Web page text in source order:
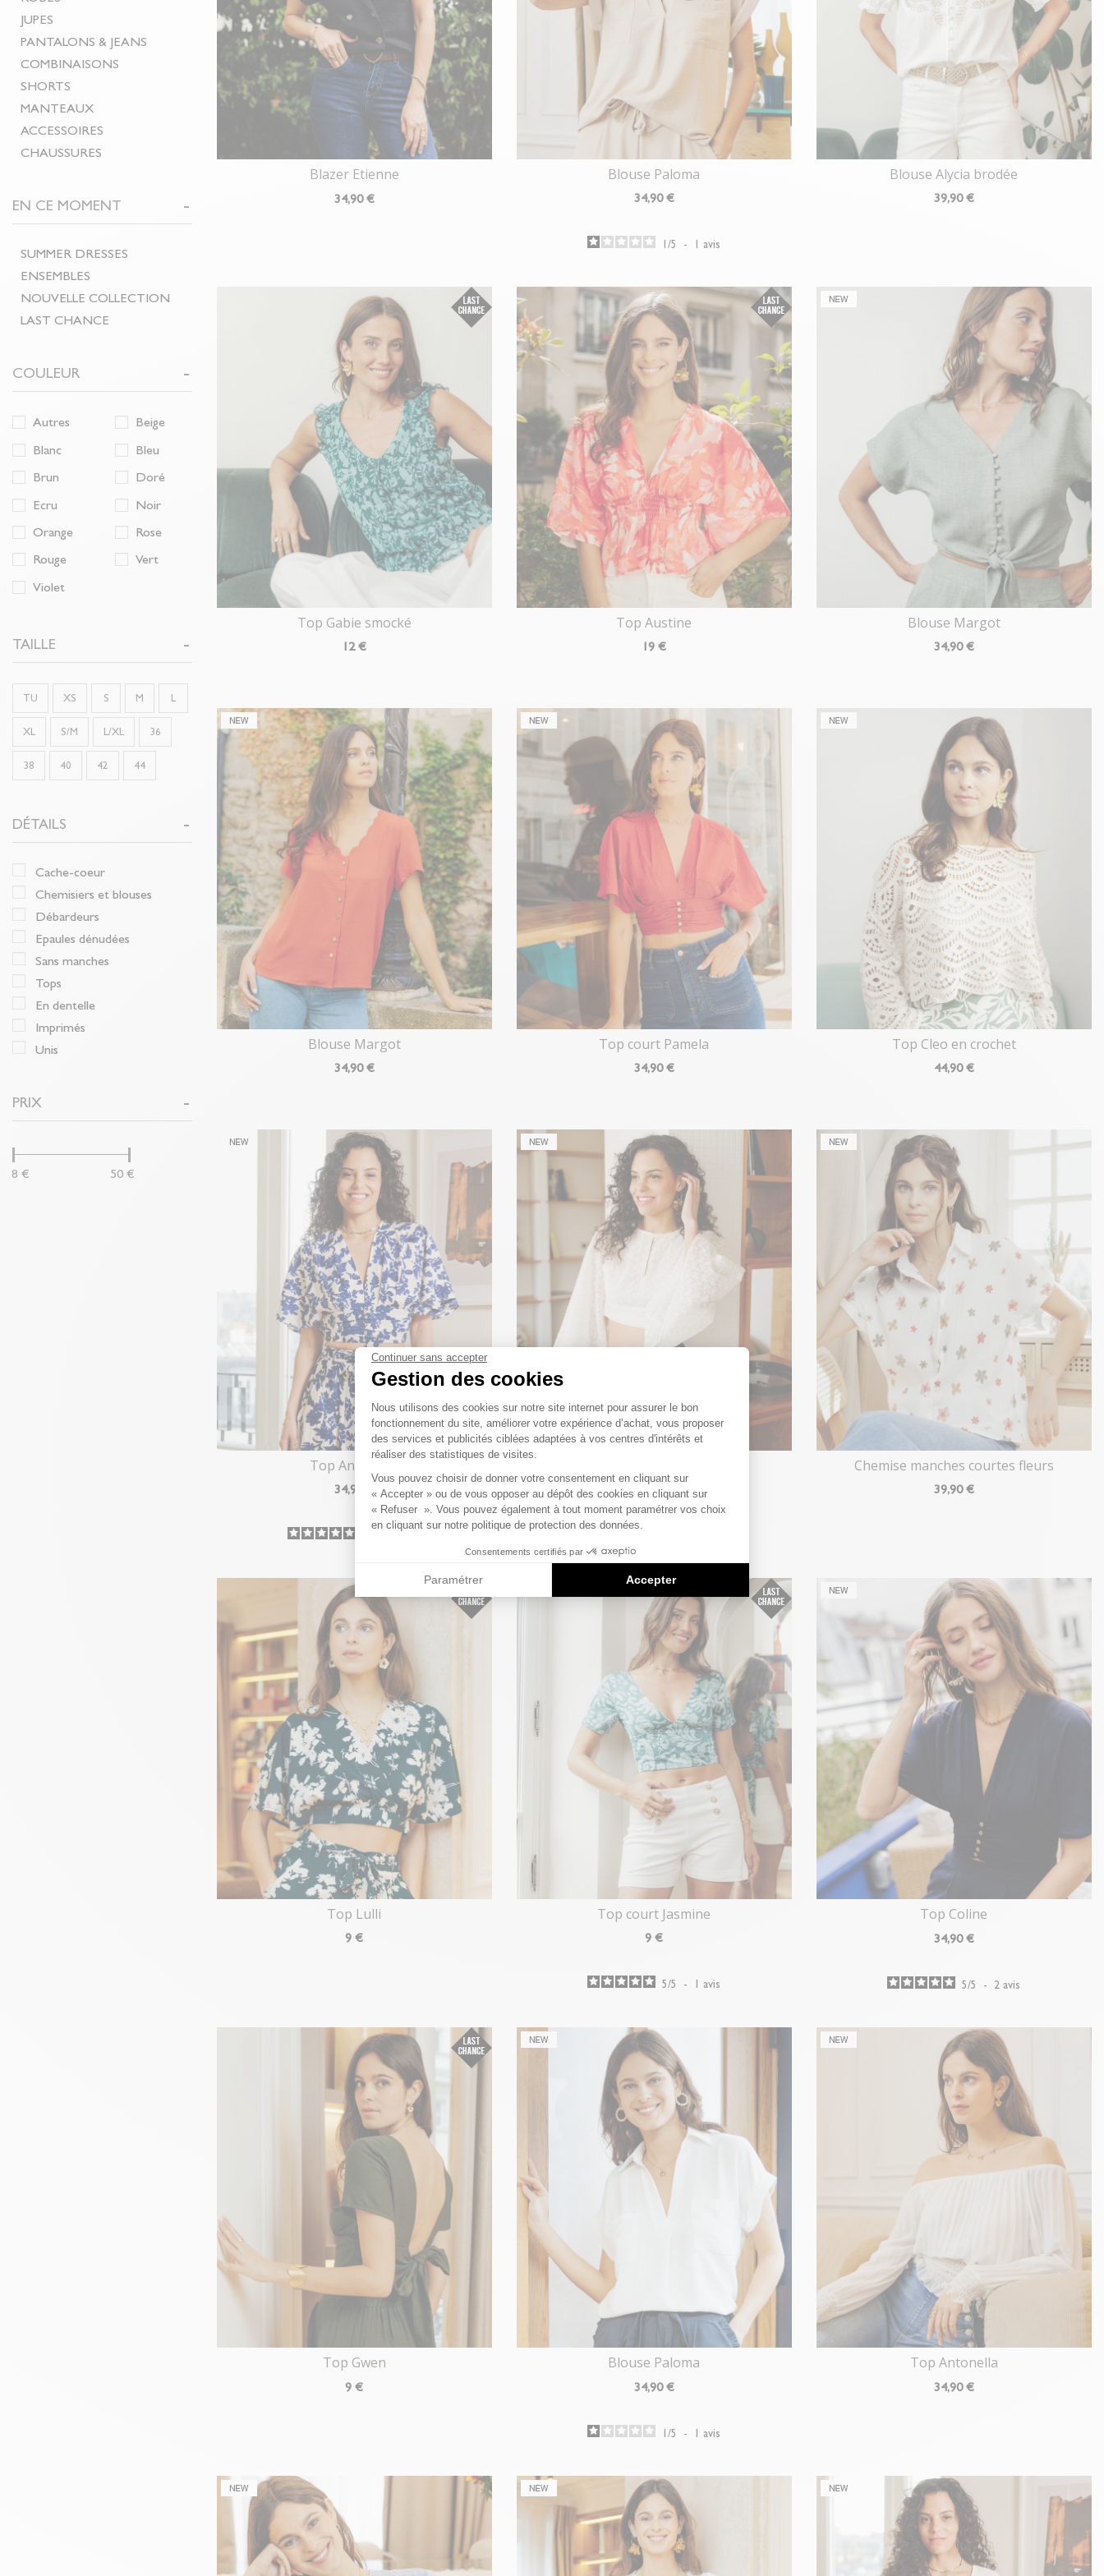
Continuer sans accepter
Gestion des cookies
Plateforme de Gestion du Consentement : Personnalisez vos Options
Nous utilisons des cookies sur notre site internet pour assurer le bon
fonctionnement du site, améliorer votre expérience d’achat, vous proposer
des services et publicités ciblées adaptées à vos centres d'intérêts et
réaliser des statistiques de visites.
Vous pouvez choisir de donner votre consentement en cliquant sur
« Accepter » ou de vous opposer au dépôt des cookies en cliquant sur
« Refuser ». Vous pouvez également à tout moment paramétrer vos choix
en cliquant sur notre politique de protection des données.
Consentements certifiés par
Paramétrer Accepter
JUPES
PANTALONS & JEANS
COMBINAISONS
SHORTS
MANTEAUX
ACCESSOIRES
CHAUSSURES
EN CE MOMENT
SUMMER DRESSES
ENSEMBLES
NOUVELLE COLLECTION
LAST CHANCE
COULEUR
Autres
Beige
Blanc
Bleu
Brun
Doré
Ecru
Noir
Orange
Rose
Rouge
Vert
Violet
TAILLE
TU XS S M L
XL S/M L/XL 36
38 40 42 44
DÉTAILS
cache-coeur
chemisiers et blouses
débardeurs
epaules dénudées
sans manches
tops
en dentelle
imprimés
unis
PRIX
8 € 50 €
Blazer Etienne
34,90 €
Blouse Paloma
34,90 €
1/5 - 1avis
Blouse Alycia brodée
39,90 €
Top Gabie smocké
12€
Top Austine
19 €
Blouse Margot
34,90 €
Blouse Margot
34,90 €
Top court Pamela
34,90 €
Top Cleo en crochet
44,90 €
Top Anastasia
34,90 €
1
49,90 €
Chemise manches courtes fleurs
39,90 €
Top Lulli
9 €
Top court Jasmine
9 €
5/5 - 1avis
Top Coline
34,90 €
5/5 - 2avis
Top Gwen
9 €
Blouse Paloma
34,90 €
1/5 - 1 avis
Top Antonella
34,90 €